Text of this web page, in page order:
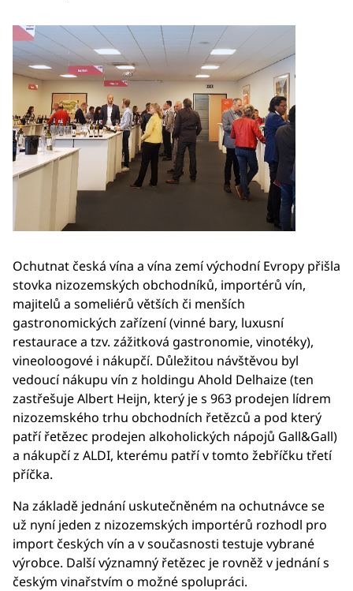
Ochutnat česká vína a vína zemí východní Evropy přišla
stovka nizozemských obchodníků, importérů vín,
majitelů a someliérů větších či menších
gastronomických zařízení (vinné bary, luxusní
restaurace a tzv. zážitková gastronomie, vinotéky),
vineoloogové i nákupčí. Důležitou návštěvou byl
vedoucí nákupu vín z holdingu Ahold Delhaize (ten
zastřešuje Albert Heijn, který je s 963 prodejen lídrem
nizozemského trhu obchodních řetězců a pod který
patří řetězec prodejen alkoholických nápojů Gall&Gall)
a nákupčí z ALDI, kterému patří v tomto žebříčku třetí
příčka.
Na základě jednání uskutečněném na ochutnávce se
už nyní jeden z nizozemských importérů rozhodl pro
import českých vín a v současnosti testuje vybrané
výrobce. Další významný řetězec je rovněž v jednání s
českým vinařstvím o možné spolupráci.